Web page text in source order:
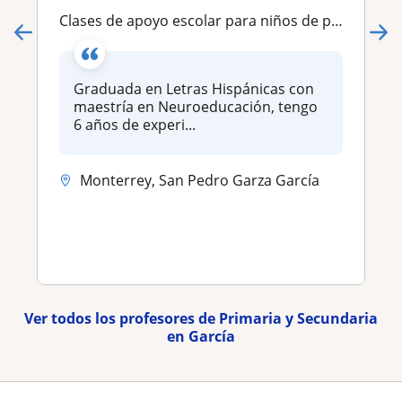
Clases de apoyo escolar para niños de preescolar, primaria y secundaria (Inglés, Español y Matemáticas)
Graduada en Letras Hispánicas con
maestría en Neuroeducación, tengo
6 años de experi...
Monterrey, San Pedro Garza García
Ver todos los profesores de Primaria y Secundaria
en García